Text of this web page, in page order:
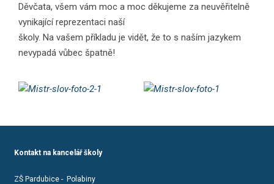
Děvčata, všem vám moc a moc děkujeme za neuvěřitelně
vynikající reprezentaci naší
školy. Na vašem příkladu je vidět, že to s naším jazykem
nevypadá vůbec špatně!
Kontakt na kancelář školy
ZŠ Pardubice - Polabiny